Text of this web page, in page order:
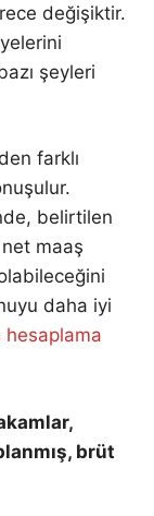
değişiktir.
şeyleri
farklı
belirtilen
maaş
daha iyi
hesaplama
brüt